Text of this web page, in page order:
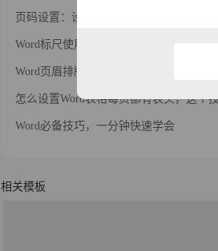
页码设置：设置Word页码第三页开始，
Word标尺使用方法，原来这么实用！
Word页眉排版技巧：不同页面设置不同页
怎么设置Word表格每页都有表头，这个
Word必备技巧，一分钟快速学会
相关模板